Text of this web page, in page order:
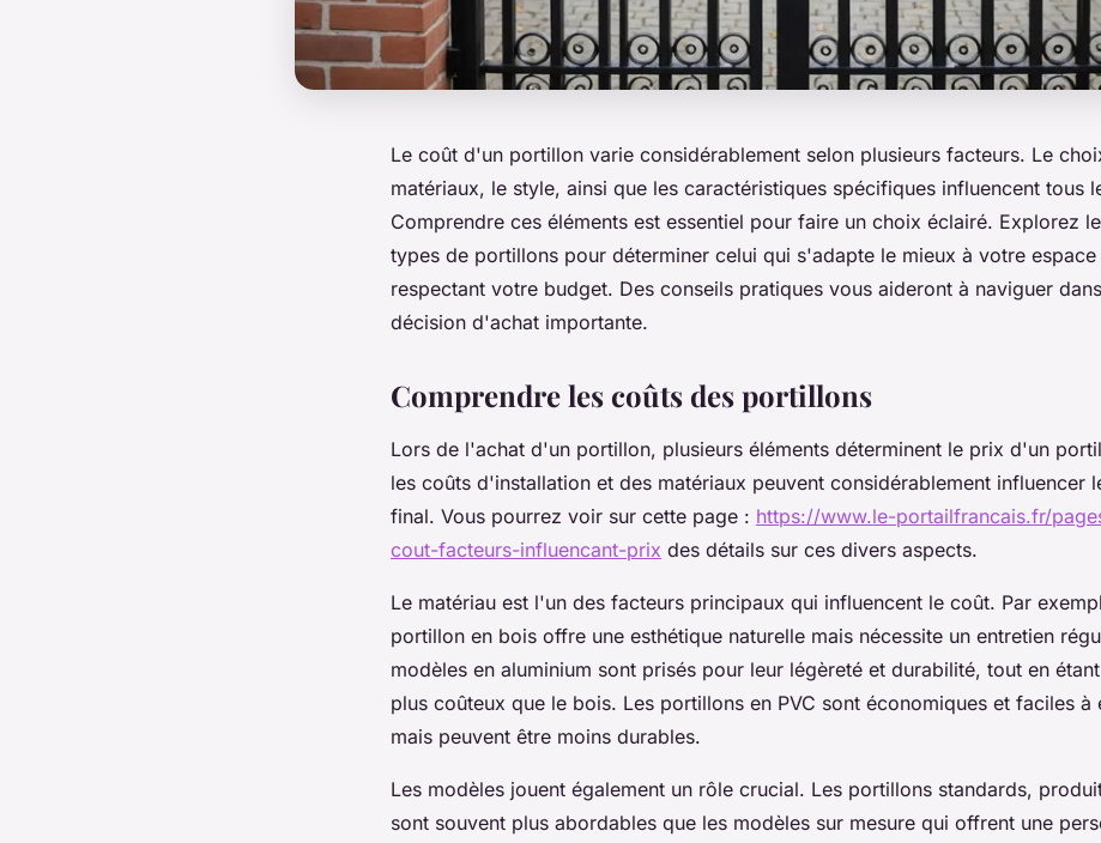
Le coût d'un portillon varie considérablement selon plusieurs facteurs. Le
matériaux, le style, ainsi que les caractéristiques spécifiques influencent tous
Comprendre ces éléments est essentiel pour faire un choix éclairé. Explorez
types de portillons pour déterminer celui qui s'adapte le mieux à votre
respectant votre budget. Des conseils pratiques vous aideront à naviguer
décision d'achat importante.
Comprendre les coûts des portillons
Lors de l'achat d'un portillon, plusieurs éléments déterminent le prix d'un
les coûts d'installation et des matériaux peuvent considérablement influencer
final. Vous pourrez voir sur cette page : https://www.le-portailfrancais.fr/
cout-facteurs-influencant-prix des détails sur ces divers aspects.
Le matériau est l'un des facteurs principaux qui influencent le coût. Par
portillon en bois offre une esthétique naturelle mais nécessite un entretien
modèles en aluminium sont prisés pour leur légèreté et durabilité, tout en
plus coûteux que le bois. Les portillons en PVC sont économiques et faciles à
mais peuvent être moins durables.
Les modèles jouent également un rôle crucial. Les portillons standards,
sont souvent plus abordables que les modèles sur mesure qui offrent une